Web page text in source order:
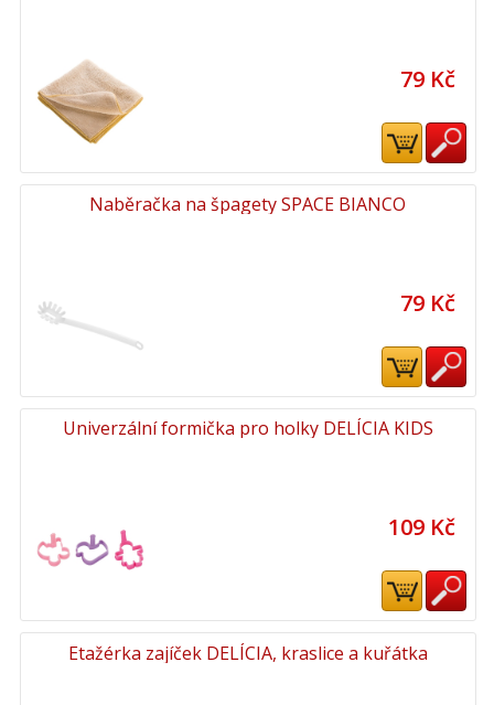
79 Kč
Naběračka na špagety SPACE BIANCO
79 Kč
Univerzální formička pro holky DELÍCIA KIDS
109 Kč
Etažérka zajíček DELÍCIA, kraslice a kuřátka